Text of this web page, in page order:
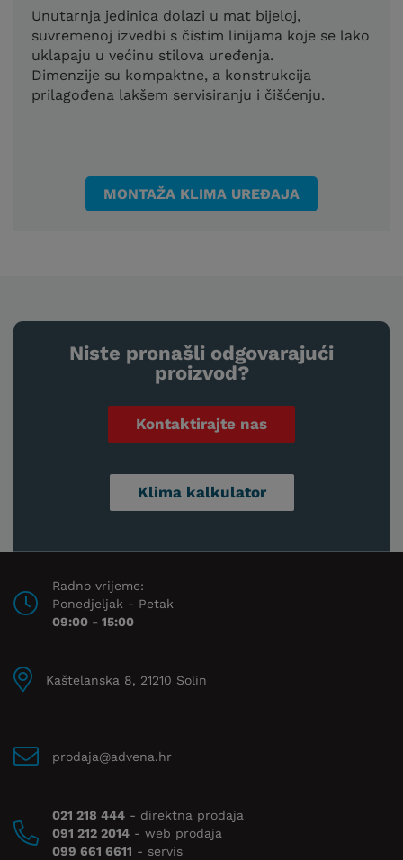
Unutarnja jedinica dolazi u mat bijeloj,
suvremenoj izvedbi s čistim linijama koje se lako
uklapaju u većinu stilova uređenja.
Dimenzije su kompaktne, a konstrukcija
prilagođena lakšem servisiranju i čišćenju.
MONTAŽA KLIMA UREĐAJA
Niste pronašli odgovarajući
proizvod?
Kontaktirajte nas
Klima kalkulator
Radno vrijeme:
Ponedjeljak - Petak
09:00 - 15:00
Kaštelanska 8, 21210 Solin
prodaja@advena.hr
021 218 444 - direktna prodaja
091 212 2014 - web prodaja
099 661 6611 - servis